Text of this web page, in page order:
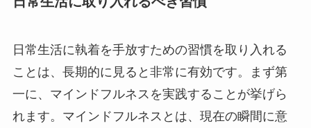
日常生活に執着を手放すための習慣を取り入れる
ことは、長期的に見ると非常に有効です。まず第
一に、マインドフルネスを実践することが挙げら
れます。マインドフルネスとは、現在の瞬間に意